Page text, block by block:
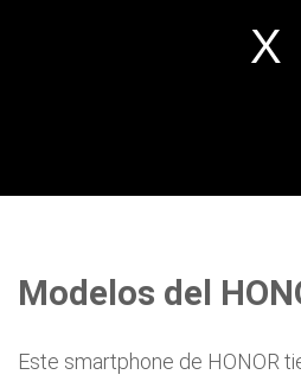
Modelos del
Este smartphone de HONOR